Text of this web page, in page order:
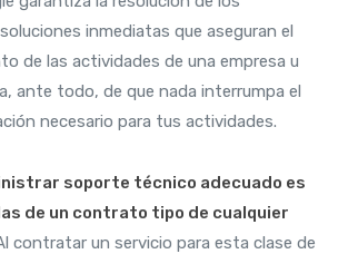
inmediatas que aseguran el
de las actividades de una empresa u
ante todo, de que nada interrumpa el
necesario para tus actividades.
soporte técnico adecuado es
de un contrato tipo de cualquier
contratar un servicio para esta clase de